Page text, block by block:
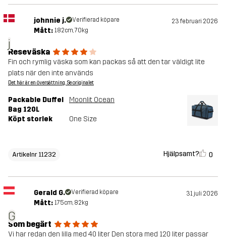
j
johnnie j. Verifierad köpare 23 februari 2026
Mått: 182cm, 70kg
Reseväska
Fin och rymlig väska som kan packas så att den tar väldigt lite
plats när den inte används
Det här är en översättning. Se originalet
Packable Duffel
Bag 120L
Moonlit Ocean
Köpt storlek One Size
Artikelnr 11232 Hjälpsamt? 0
G
Gerald G. Verifierad köpare 31 juli 2026
Mått: 175cm, 82kg
Som begärt
Vi har redan den lilla med 40 liter Den stora med 120 liter passar